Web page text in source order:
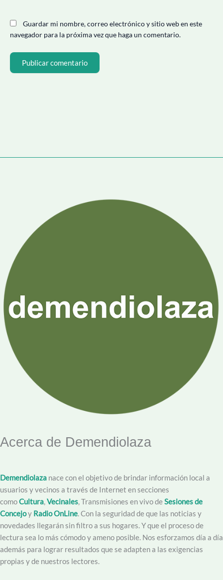
Guardar mi nombre, correo electrónico y sitio web en este
navegador para la próxima vez que haga un comentario.
Acerca de Demendiolaza
Demendiolaza nace con el objetivo de brindar información local a
usuarios y vecinos a través de Internet en secciones
comoCultura,Vecinales, Transmisiones en vivo deSesiones de
Concejoy Radio OnLine. Con la seguridad de que las noticias y
novedades llegarán sin filtro a sus hogares. Y que el proceso de
lectura sea lo más cómodo y ameno posible. Nos esforzamos día a día
además para lograr resultados que se adapten a las exigencias
propias y de nuestros lectores.